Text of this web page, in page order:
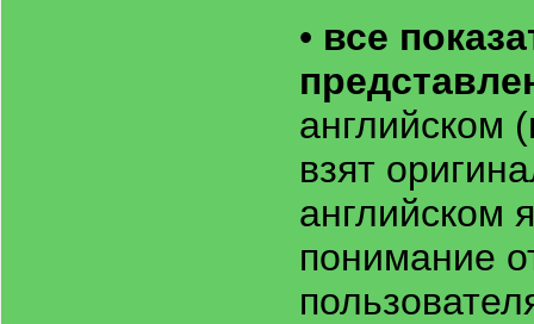
• все
английском
взят
английском
понимание